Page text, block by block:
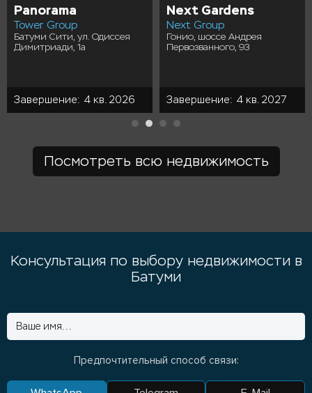
Artex Parkline
Artex Group
Батуми Сити, 1-й переулок
Ангиса, 35б
Пресэйл
Tonino Lamborghini
Tower
FK Development
Батуми Ambassadori Island,
Пресэйл
Посмотреть всю недвижимость
Консультация по выбору недвижимости в
Батуми
Предпочтительный способ связи: